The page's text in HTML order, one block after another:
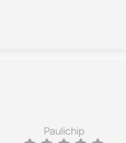
Paulichip